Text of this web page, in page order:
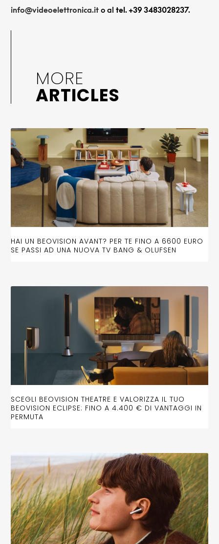
info@videoelettronica.it o altel. +39 3483028237.
MORE
ARTICLES
HAI UN BEOVISION AVANT? PER TE FINO A 6600 EURO
SE PASSI AD UNA NUOVA TV BANG & OLUFSEN
SCEGLI BEOVISION THEATRE E VALORIZZA IL TUO
BEOVISION ECLIPSE: FINO A 4.400 € DI VANTAGGI IN
PERMUTA